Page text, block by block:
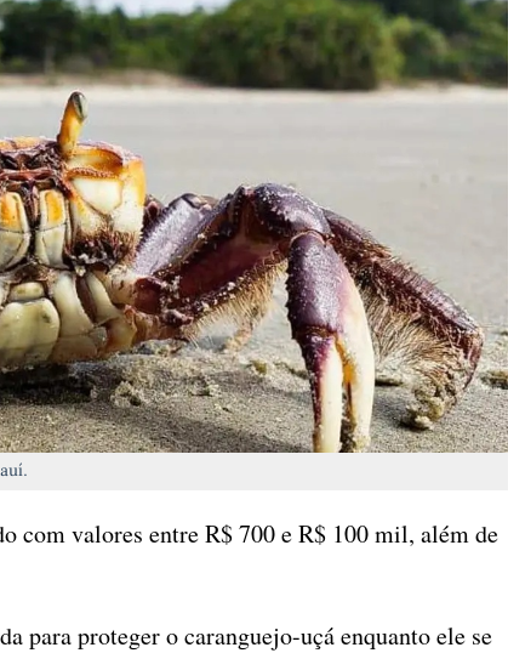
com valores entre R$ 700 e R$ 100 mil, além de
para proteger o caranguejo-uçá enquanto ele se